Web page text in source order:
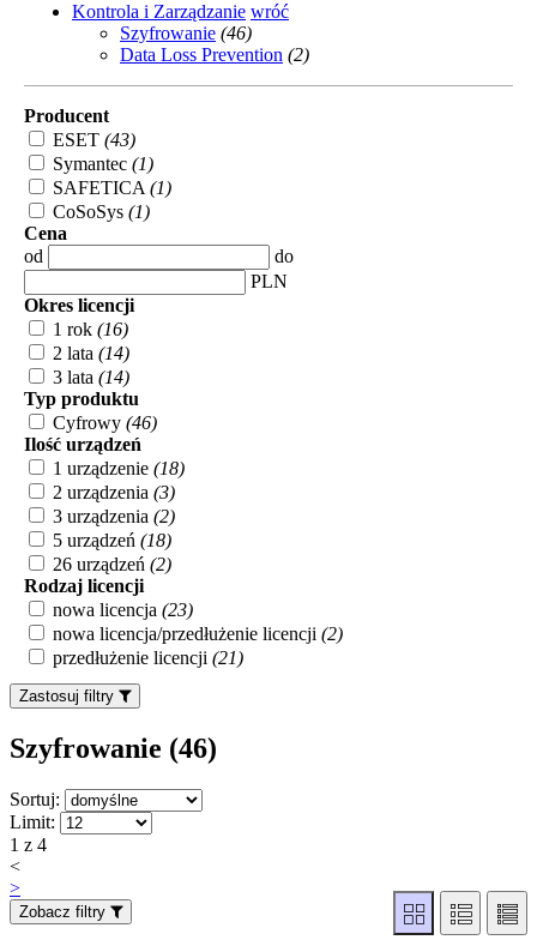
Kontrola i Zarządzanie wróć
Szyfrowanie (46)
Data Loss Prevention (2)
Producent
ESET (43)
Symantec (1)
SAFETICA (1)
CoSoSys (1)
Cena
od
do
PLN
Okres licencji
1 rok (16)
2 lata (14)
3 lata (14)
Typ produktu
Cyfrowy (46)
Ilość urządzeń
1 urządzenie (18)
2 urządzenia (3)
3 urządzenia (2)
5 urządzeń (18)
26 urządzeń (2)
Rodzaj licencji
nowa licencja (23)
nowa licencja/przedłużenie licencji (2)
przedłużenie licencji (21)
Zastosuj filtry
Szyfrowanie (46)
Sortuj:
Limit:
1 z 4
<
>
Zobacz filtry